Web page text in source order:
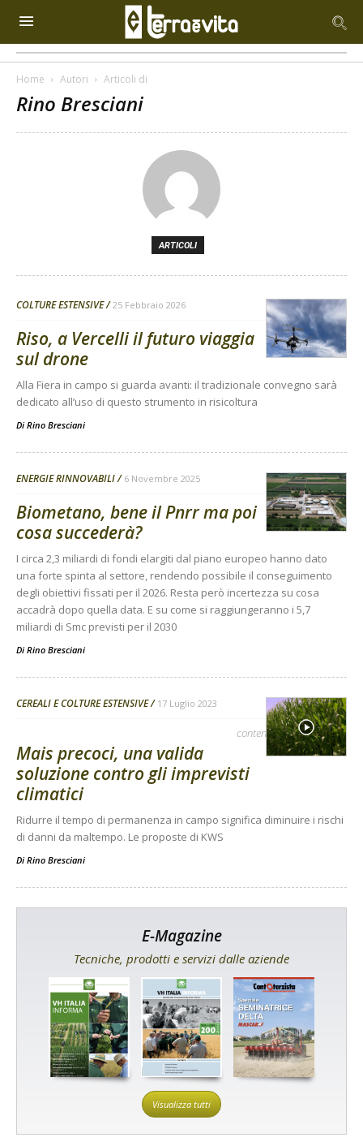
Home Autori Articoli di
Rino Bresciani
ARTICOLI
COLTURE ESTENSIVE 25 Febbraio 2026
Riso, a Vercelli il futuro viaggia
sul drone
Alla Fiera in campo si guarda avanti: il tradizionale convegno sarà
dedicato all’uso di questo strumento in risicoltura
Di Rino Bresciani
ENERGIE RINNOVABILI 6 Novembre 2025
Biometano, bene il Pnrr ma poi
cosa succederà?
I circa 2,3 miliardi di fondi elargiti dal piano europeo hanno dato
una forte spinta al settore, rendendo possibile il conseguimento
degli obiettivi fissati per il 2026. Resta però incertezza su cosa
accadrà dopo quella data. E su come si raggiungeranno i 5,7
miliardi di Smc previsti per il 2030
Di Rino Bresciani
CEREALI E COLTURE ESTENSIVE 17 Luglio 2023
contenuto sponsorizzato
Mais precoci, una valida
soluzione contro gli imprevisti
climatici
Ridurre il tempo di permanenza in campo significa diminuire i rischi
di danni da maltempo. Le proposte di KWS
Di Rino Bresciani
E-Magazine
Tecniche, prodotti e servizi dalle aziende
Visualizza tutti